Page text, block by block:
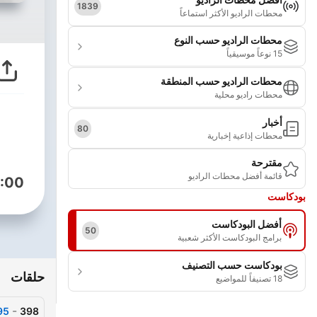
محطات الراديو الأكثر استماعاً
1839
محطات الراديو حسب النوع
15 نوعاً موسيقياً
محطات الراديو حسب المنطقة
محطات راديو محلية
أخبار
محطات إذاعية إخبارية
80
مقترحة
قائمة أفضل محطات الراديو
بودكاست
أفضل البودكاست
برامج البودكاست الأكثر شعبية
50
بودكاست حسب التصنيف
18 تصنيفاً للمواضيع حلقات
398
-